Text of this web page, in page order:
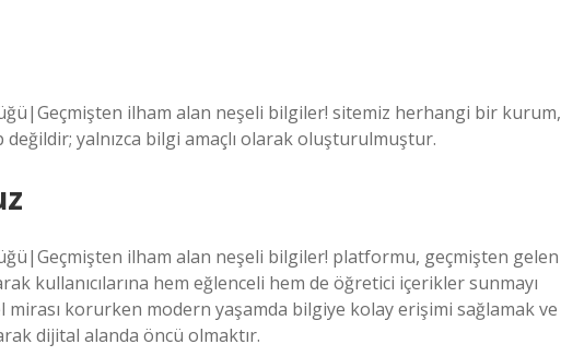
ilham alan neşeli bilgiler! sitemiz herhangi bir kurum,
yalnızca bilgi amaçlı olarak oluşturulmuştur.
ilham alan neşeli bilgiler! platformu, geçmişten gelen
kullanıcılarına hem eğlenceli hem de öğretici içerikler sunmayı
korurken modern yaşamda bilgiye kolay erişimi sağlamak ve
dijital alanda öncü olmaktır.